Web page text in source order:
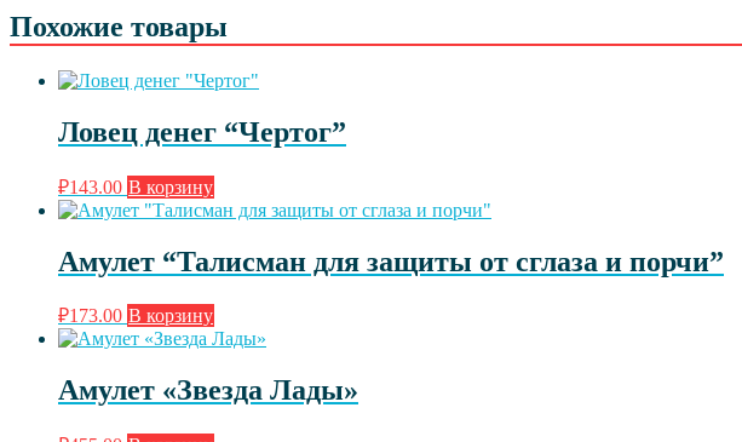
Похожие товары
Ловец денег “Чертог”
₽143.00 В корзину
Амулет “Талисман для защиты от сглаза и порчи”
₽173.00 В корзину
Амулет «Звезда Лады»